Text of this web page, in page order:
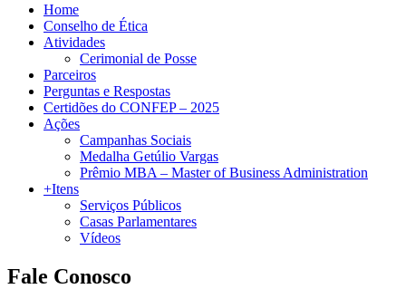
Home
Conselho de Ética
Atividades
Cerimonial de Posse
Parceiros
Perguntas e Respostas
Certidões do CONFEP – 2025
Ações
Campanhas Sociais
Medalha Getúlio Vargas
Prêmio MBA – Master of Business Administration
+Itens
Serviços Públicos
Casas Parlamentares
Vídeos
Fale Conosco